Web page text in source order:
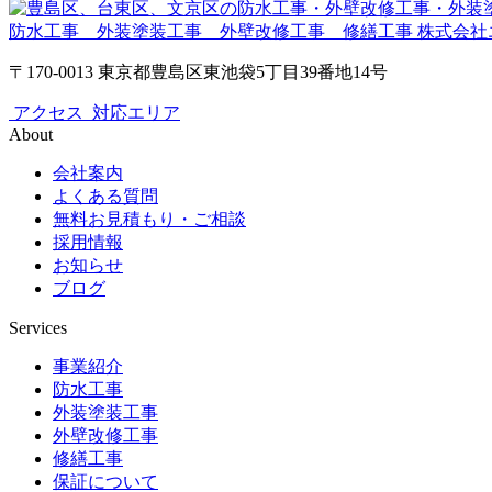
防水工事 外装塗装工事 外壁改修工事 修繕工事 株式会社
〒170-0013 東京都豊島区東池袋5丁目39番地14号
アクセス 対応エリア
About
会社案内
よくある質問
無料お見積もり・ご相談
採用情報
お知らせ
ブログ
Services
事業紹介
防水工事
外装塗装工事
外壁改修工事
修繕工事
保証について